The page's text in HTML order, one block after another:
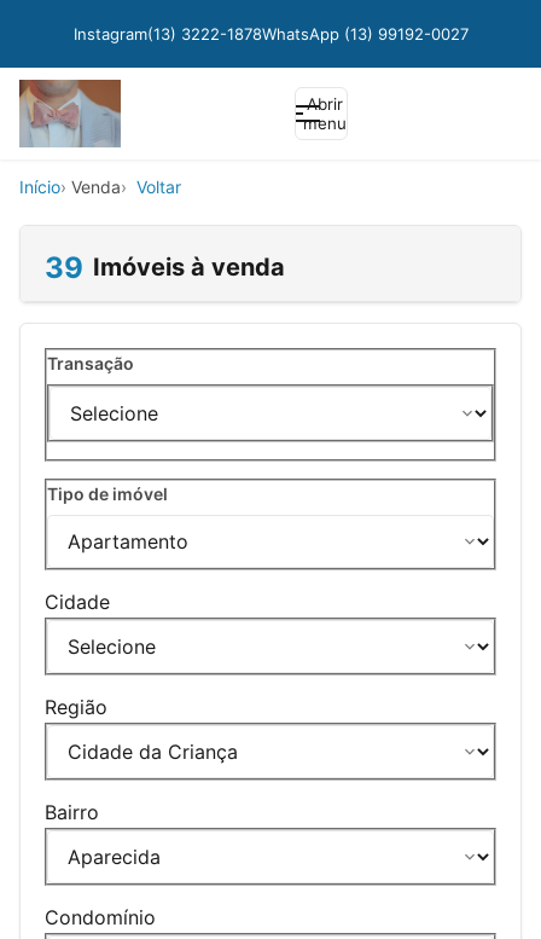
Instagram(13) 3222-1878WhatsApp (13) 99192-0027
Abrir
menu
Início Venda Voltar
39 Imóveis à venda
Transação
Tipo de imóvel
Cidade
Região
Bairro
Condomínio